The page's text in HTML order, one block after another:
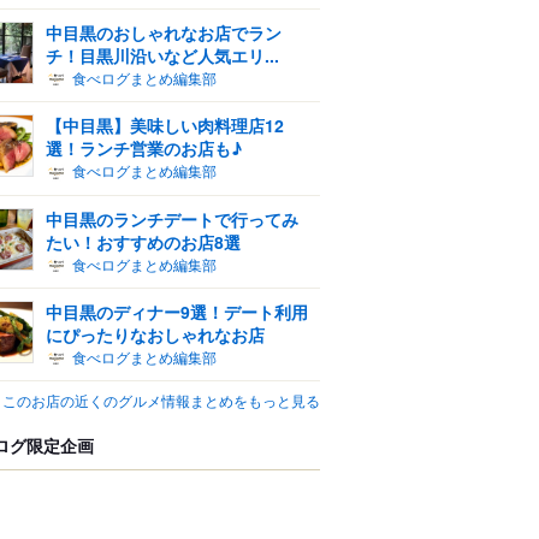
中目黒のおしゃれなお店でラン
チ！目黒川沿いなど人気エリ...
食べログまとめ編集部
【中目黒】美味しい肉料理店12
選！ランチ営業のお店も♪
食べログまとめ編集部
中目黒のランチデートで行ってみ
たい！おすすめのお店8選
食べログまとめ編集部
中目黒のディナー9選！デート利用
にぴったりなおしゃれなお店
食べログまとめ編集部
このお店の近くのグルメ情報まとめをもっと見る
グ限定企画